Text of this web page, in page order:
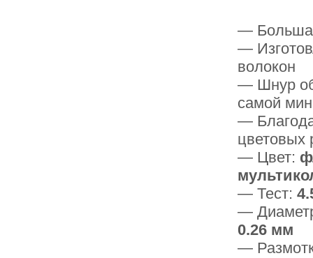
—
—
волокон
— Шнур
самой
—
цветовых
— Цвет:
— Тест:
—
0.26 мм
—